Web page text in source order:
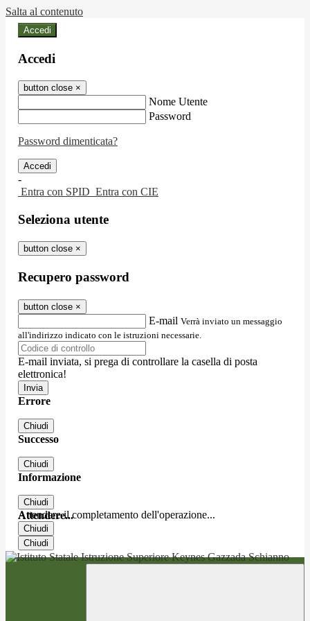
Salta al contenuto
Accedi
Accedi
button close ×
Nome Utente
Password
Password dimenticata?
-
Entra con SPID Entra con CIE
Seleziona utente
button close ×
Recupero password
button close ×
E-mail Verrà inviato un messaggio
all'indirizzo indicato con le istruzioni necessarie.
E-mail inviata, si prega di controllare la casella di posta
elettronica!
Errore
Chiudi
Successo
Chiudi
Informazione
Chiudi
Attendere...
Attendere il completamento dell'operazione...
Chiudi
Chiudi